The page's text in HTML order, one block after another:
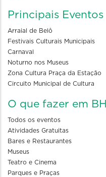
Principais Eventos
Arraial de Belô
Festivais Culturais Municipais
Carnaval
Noturno nos Museus
Zona Cultura Praça da Estação
Circuito Municipal de Cultura
O que fazer em BH
Todos os eventos
Atividades Gratuitas
Bares e Restaurantes
Museus
Teatro e Cinema
Parques e Praças